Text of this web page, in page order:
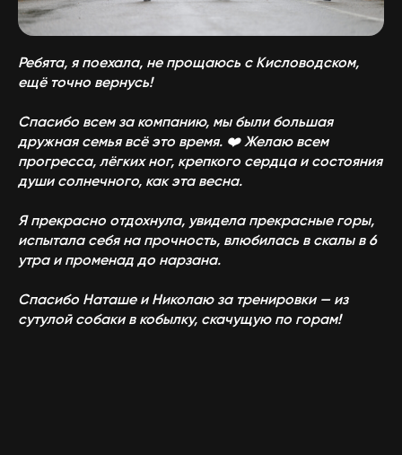
Ребята, я поехала, не прощаюсь с Кисловодском,
ещё точно вернусь!
Спасибо всем за компанию, мы были большая
дружная семья всё это время. ❤️ Желаю всем
прогресса, лёгких ног, крепкого сердца и состояния
души солнечного, как эта весна.
Я прекрасно отдохнула, увидела прекрасные горы,
испытала себя на прочность, влюбилась в скалы в 6
утра и променад до нарзана.
Спасибо Наташе и Николаю за тренировки — из
сутулой собаки в кобылку, скачущую по горам!